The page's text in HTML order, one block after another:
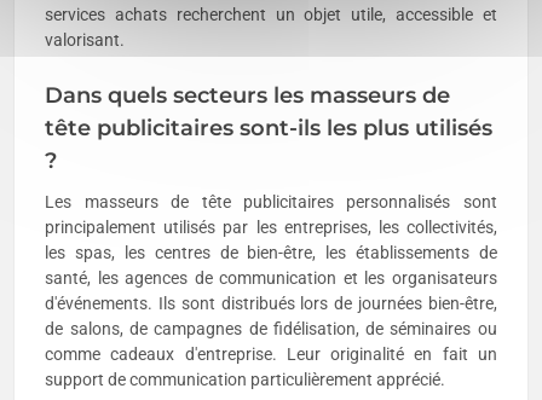
services achats recherchent un objet utile, accessible et
valorisant.
Dans quels secteurs les masseurs de
tête publicitaires sont-ils les plus utilisés
?
Les masseurs de tête publicitaires personnalisés sont
principalement utilisés par les entreprises, les collectivités,
les spas, les centres de bien-être, les établissements de
santé, les agences de communication et les organisateurs
d'événements. Ils sont distribués lors de journées bien-être,
de salons, de campagnes de fidélisation, de séminaires ou
comme cadeaux d'entreprise. Leur originalité en fait un
support de communication particulièrement apprécié.